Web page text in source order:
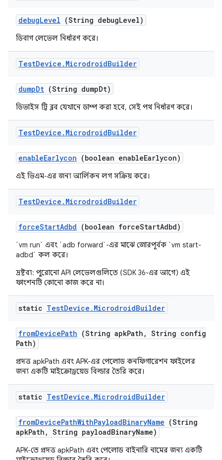
debugLevel (String debugLevel)
ডিবাগ লেভেল নির্ধারণ করে।
TestDevice . MicrodroidBuilder
dumpDt (String dumpDt)
ডিভাইস ট্রি ব্লব যেখানে ডাম্প করা হবে, সেই পথ নির্ধারণ করে।
TestDevice . MicrodroidBuilder
enableEarlycon (boolean enableEarlycon)
এই ভিএম-এর জন্য আর্লিকন লগ সক্রিয় করে।
TestDevice . MicrodroidBuilder
forceStartAdbd (boolean forceStartAdbd)
`vm run` এবং `adb forward`-এর মাঝে জোরপূর্বক `vm start-
adbd` কল করে।
দ্রষ্টব্য: পুরোনো API লেভেলগুলিতে (SDK 36-এর আগে) এই
ফাংশনটি কোনো কাজ করে না।
static TestDevice . MicrodroidBuilder
fromDevicePath (String apkPath , String config
Path)
প্রদত্ত apkPath এবং APK-এর পেলোড কনফিগারেশন ফাইলের
জন্য একটি মাইক্রোড্রয়েড বিল্ডার তৈরি করে।
static TestDevice . MicrodroidBuilder
fromDevicePathWithPayloadBinaryName (String
apkPath , String payloadBinaryName)
APK-তে প্রদত্ত apkPath এবং পেলোড বাইনারি নামের জন্য একটি